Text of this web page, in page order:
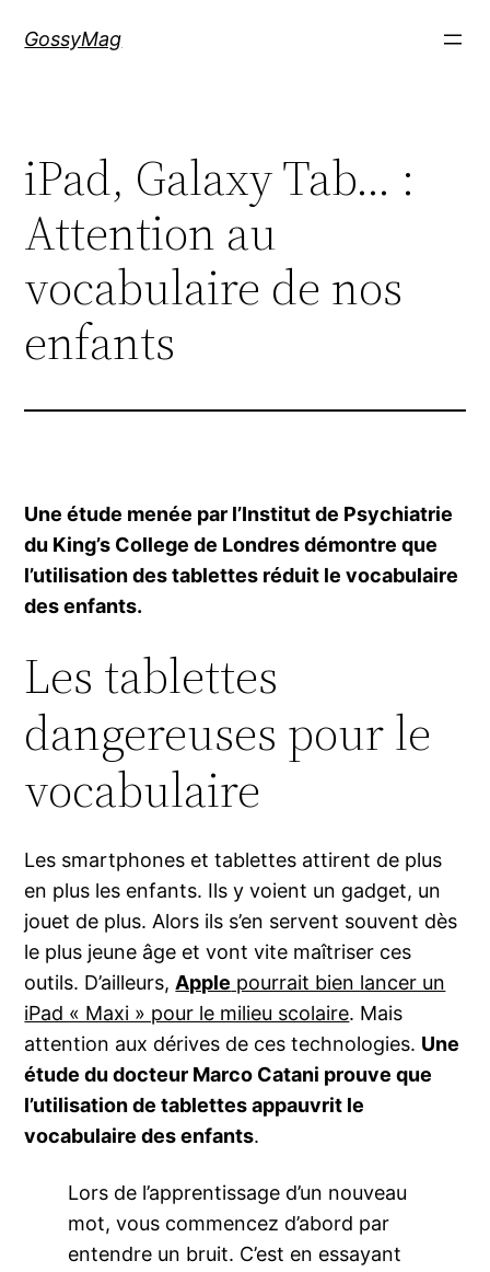
GossyMag
iPad, Galaxy Tab… :
Attention au
vocabulaire de nos
enfants
Une étude menée par l’Institut de Psychiatrie
du King’s College de Londres démontre que
l’utilisation des tablettes réduit le vocabulaire
des enfants.
Les tablettes
dangereuses pour le
vocabulaire
Les smartphones et tablettes attirent de plus
en plus les enfants. Ils y voient un gadget, un
jouet de plus. Alors ils s’en servent souvent dès
le plus jeune âge et vont vite maîtriser ces
outils. D’ailleurs,Apple pourrait bien lancer un
iPad « Maxi » pour le milieu scolaire. Mais
attention aux dérives de ces technologies. Une
étude du docteur Marco Catani prouve que
l’utilisation de tablettes appauvrit le
vocabulaire des enfants.
Lors de l’apprentissage d’un nouveau
mot, vous commencez d’abord par
entendre un bruit. C’est en essayant